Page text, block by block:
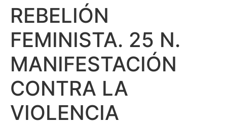
REBELIÓN
FEMINISTA. 25 N.
MANIFESTACIÓN
CONTRA LA
VIOLENCIA